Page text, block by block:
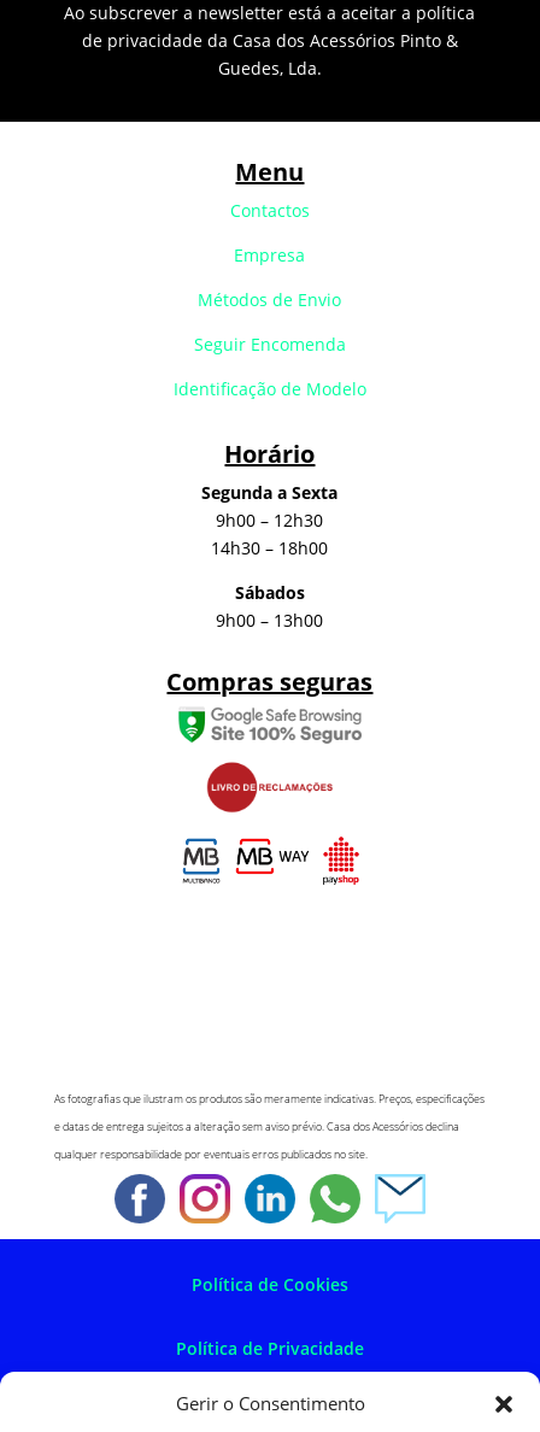
Gerir o Consentimento
Ao subscrever a newsletter está a aceitar a política
de privacidade da Casa dos Acessórios Pinto &
Guedes, Lda.
Menu
Contactos
Empresa
Métodos de Envio
Seguir Encomenda
Identificação de Modelo
Horário
Segunda a Sexta
9h00 – 12h30
14h30 – 18h00
Sábados
9h00 – 13h00
Compras seguras
As fotografias que ilustram os produtos são meramente indicativas. Preços, especificações
e datas de entrega sujeitos a alteração sem aviso prévio. Casa dos Acessórios declina
qualquer responsabilidade por eventuais erros publicados no site.
Política de Cookies
Política de Privacidade
Política de Devoluções